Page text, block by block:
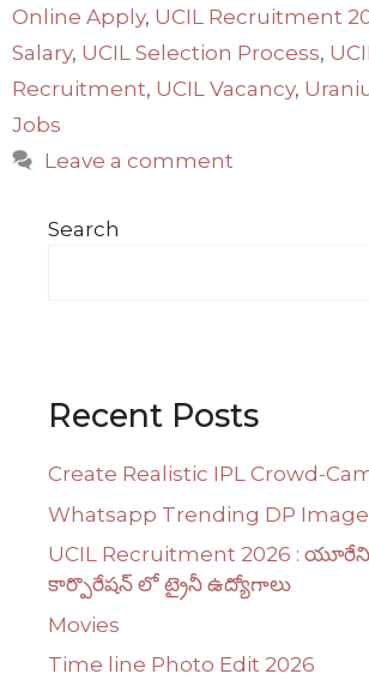
Online Apply, UCIL Recruitment
Salary, UCIL Selection Process,
Recruitment, UCIL Vacancy,
Jobs
Leave a comment
Search
Recent Posts
Create Realistic IPL Crowd-
Whatsapp Trending DP
UCIL Recruitment 2026 :
కార్పొరేషన్ లో ట్రైనీ ఉద్యోగాలు
Movies
Time line Photo Edit 2026